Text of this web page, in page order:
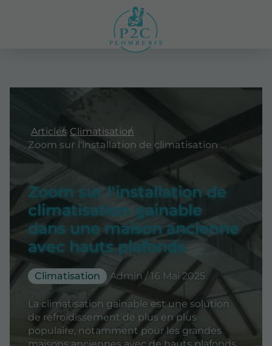
Articles Climatisation
Zoom sur l'installation de climatisation gainable dans une maison ancienne avec hauts plafonds
Zoom sur l'installation de
climatisation gainable
dans une maison ancienne
avec hauts plafonds
Climatisation Admin / 16 Mai 2025
La climatisation gainable est une solution
de refroidissement de plus en plus
populaire, notamment pour les grandes